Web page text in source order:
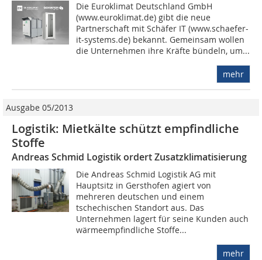
Die Euroklimat Deutschland GmbH
(www.euroklimat.de) gibt die neue
Partnerschaft mit Schäfer IT (www.schaefer-
it-systems.de) bekannt. Gemeinsam wollen
die Unternehmen ihre Kräfte bündeln, um...
mehr
Ausgabe 05/2013
Logistik: Mietkälte schützt empfindliche
Stoffe
Andreas Schmid Logistik ordert Zusatzklimatisierung
Die Andreas Schmid Logistik AG mit
Hauptsitz in Gersthofen agiert von
mehreren deutschen und einem
tschechischen Standort aus. Das
Unternehmen lagert für seine Kunden auch
wärmeempfindliche Stoffe...
mehr